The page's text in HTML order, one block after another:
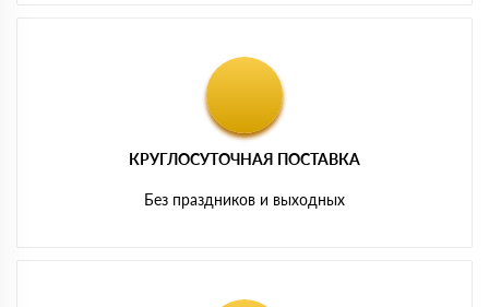
КРУГЛОСУТОЧНАЯ ПОСТАВКА
Без праздников и выходных